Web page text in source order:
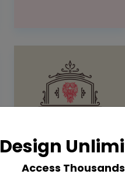
Design
Access